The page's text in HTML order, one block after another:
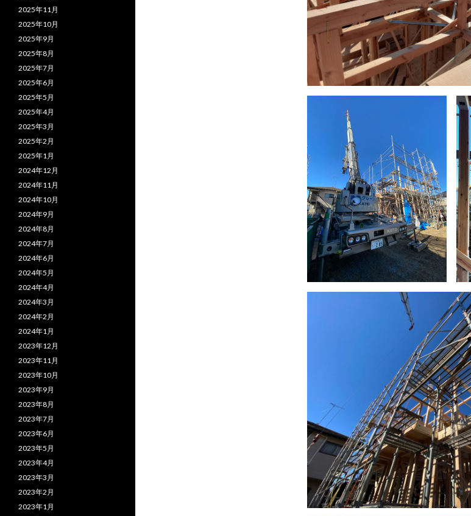
2025年11月
2025年10月
2025年9月
2025年8月
2025年7月
2025年6月
2025年5月
2025年4月
2025年3月
2025年2月
2025年1月
2024年12月
2024年11月
2024年10月
2024年9月
2024年8月
2024年7月
2024年6月
2024年5月
2024年4月
2024年3月
2024年2月
2024年1月
2023年12月
2023年11月
2023年10月
2023年9月
2023年8月
2023年7月
2023年6月
2023年5月
2023年4月
2023年3月
2023年2月
2023年1月